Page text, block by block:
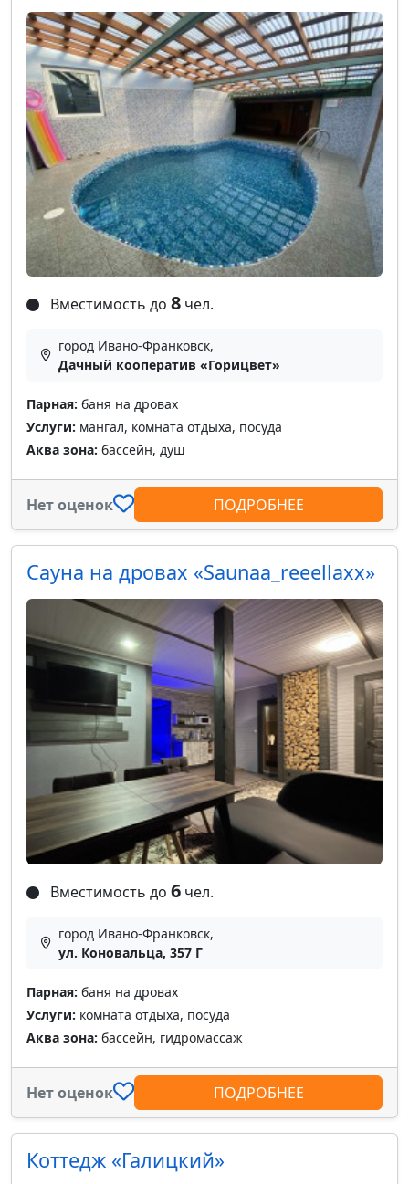
Вместимость до 8 чел.
город Ивано-Франковск,
Дачный кооператив «Горицвет»
Парная: баня на дровах
Услуги: мангал, комната отдыха, посуда
Аква зона: бассейн, душ
Нет оценок ПОДРОБНЕЕ
Сауна на дровах «Saunaa_reeellaxx»
Вместимость до 6 чел.
город Ивано-Франковск,
ул. Коновальца, 357 Г
Парная: баня на дровах
Услуги: комната отдыха, посуда
Аква зона: бассейн, гидромассаж
Нет оценок ПОДРОБНЕЕ
Коттедж «Галицкий»